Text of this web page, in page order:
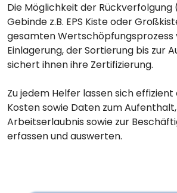
Die Möglichkeit der Rückverfolgung
Gebinde z.B. EPS Kiste oder
gesamten Wertschöpfungsprozess
Einlagerung, der Sortierung bis zur
sichert ihnen ihre Zertifizierung.
Zu jedem Helfer lassen sich effizient
Kosten sowie Daten zum
Arbeitserlaubnis sowie zur
erfassen und auswerten.